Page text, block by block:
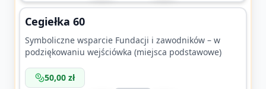
Cegiełka 60
Symboliczne wsparcie Fundacji i zawodników – w
podziękowaniu wejściówka (miejsca podstawowe)
50,00 zł